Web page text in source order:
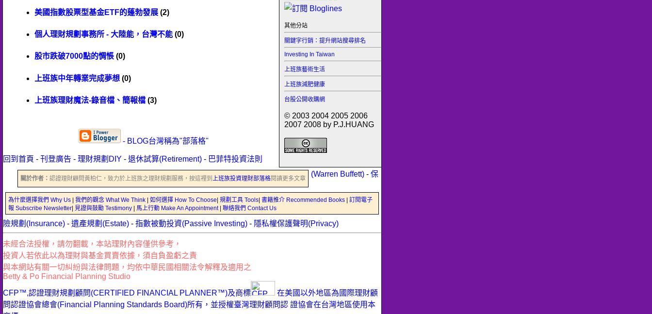
其他分站
關鍵字行銷：提升網站搜尋排名
Investing In Taiwan
上班族藝術生活
上班族減肥健康
台股公開收購網
© 2003 2004 2005 2006
2007 2008 by P.J.HUANG
關於作者： 認證理財顧問黃柏仁，致力於上班族之理財規劃服務，按這裡到 上班族投資理財部落格閱讀更多文章
美國指數股票型基金ETF的蓬勃發展 (2)
個人理財規劃事務所 - 大陸能，台灣不能 (0)
股市跌破7000點的惆悵 (0)
上班族中年轉業完成夢想 (0)
上班族理財魔法-錄音檔、簡報檔 (3)
- BLOG台灣稱為"部落格"
為什麼選擇我們 Why Us 我們的觀念 What We Think 如何選擇 How To Choose 規劃工具 Tools 書籍推介 Recommended Books
訂閱電子
報 Subscribe Newsletter 見證與鼓勵 Testimony 馬上行動 Make An Appointment 聯絡我們 Contact Us
回到首頁 - 刊登廣告 - 理財規劃DIY - 退休試算(Retirement) - 巴菲特投資法則
(Warren Buffett) - 保
險規劃(Insurance) - 遺產規劃(Estate) - 指數被動投資(Passive Investing) - 隱私權保護聲明(Privacy)
未經合法授權，請勿翻載，本站理財內容僅供參考，
投資人若依此以為理財與基金買賣依據，須自負盈虧之責
與本網站有關一切糾紛與法律問題，均依中華民國相關法令解釋及適用之
Betty & Po Financial Planning Studio
CFP™,認證理財規劃顧問(CERTIFIED FINANCIAL PLANNER™)及商標
在美國以外地區為國際理財顧
問認證協會總會(Financial Planning Standards Board)所有，並授權臺灣理財顧問認 證協會在台灣地區使用本